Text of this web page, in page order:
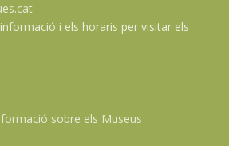
i els horaris per visitar els
sobre els Museus